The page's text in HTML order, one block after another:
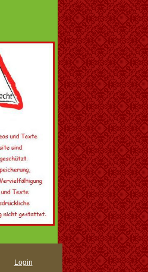
Login